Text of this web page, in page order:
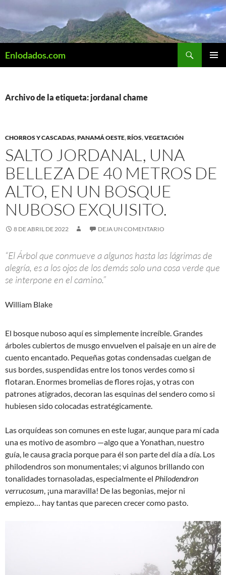
contenido
Enlodados.com
Archivo de la etiqueta: jordanal chame
CHORROS Y CASCADAS,PANAMÁ OESTE,RÍOS,VEGETACIÓN
SALTO JORDANAL, UNA
BELLEZA DE 40 METROS DE
ALTO, EN UN BOSQUE
NUBOSO EXQUISITO.
8 DE ABRIL DE 2022 DEJA UN COMENTARIO
“El Árbol que conmueve a algunos hasta las lágrimas de
alegría, es a los ojos de los demás solo una cosa verde que
se interpone en el camino.”
William Blake
El bosque nuboso aquí es simplemente increíble. Grandes
árboles cubiertos de musgo envuelven el paisaje en un aire de
cuento encantado. Pequeñas gotas condensadas cuelgan de
sus bordes, suspendidas entre los tonos verdes como si
flotaran. Enormes bromelias de flores rojas, y otras con
patrones atigrados, decoran las esquinas del sendero como si
hubiesen sido colocadas estratégicamente.
Las orquídeas son comunes en este lugar, aunque para mí cada
una es motivo de asombro —algo que a Yonathan, nuestro
guía, le causa gracia porque para él son parte del día a día. Los
philodendros son monumentales; vi algunos brillando con
tonalidades tornasoladas, especialmente el Philodendron
verrucosum, ¡una maravilla! De las begonias, mejor ni
empiezo… hay tantas que parecen crecer como pasto.